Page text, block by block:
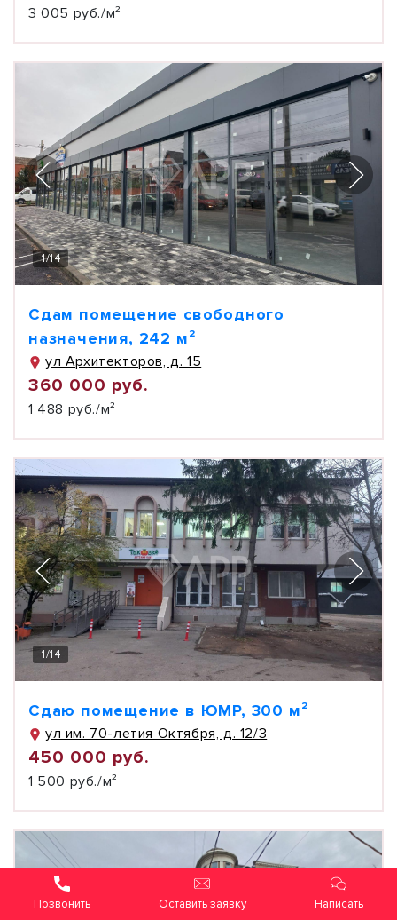
3 005 руб./м²
1/14
Сдам помещение свободного
назначения, 242 м²
ул Архитекторов, д. 15
360 000 руб.
1 488 руб./м²
1/14
Сдаю помещение в ЮМР, 300 м²
ул им. 70-летия Октября, д. 12/3
450 000 руб.
1 500 руб./м²
Оставить заявку Написать